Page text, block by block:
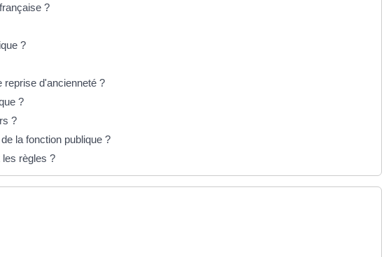
?
?
reprise d'ancienneté ?
?
?
la fonction publique ?
les règles ?